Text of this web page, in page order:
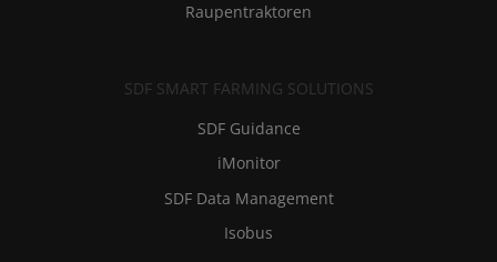
Raupentraktoren
SDF SMART FARMING SOLUTIONS
SDF Guidance
iMonitor
SDF Data Management
Isobus